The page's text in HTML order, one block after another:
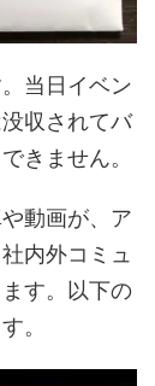
当日イベン
収されてバ
きません。
動画が、ア
内外コミュ
す。以下の
。